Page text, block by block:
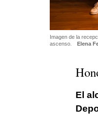
Imagen de la
ascenso.
Elena
El